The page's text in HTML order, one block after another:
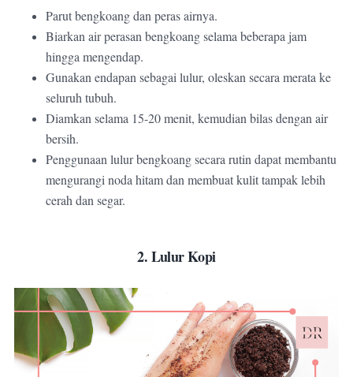
Parut bengkoang dan peras airnya.
Biarkan air perasan bengkoang selama beberapa jam
hingga mengendap.
Gunakan endapan sebagai lulur, oleskan secara merata ke
seluruh tubuh.
Diamkan selama 15-20 menit, kemudian bilas dengan air
bersih.
Penggunaan lulur bengkoang secara rutin dapat membantu
mengurangi noda hitam dan membuat kulit tampak lebih
cerah dan segar.
2. Lulur Kopi